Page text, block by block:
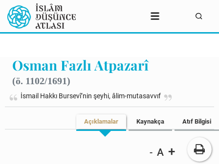
Osman Fazlı Atpazarî
(ö. 1102/1691)
İsmail Hakkı Bursevî’nin şeyhi, âlim-mutasavvıf
Açıklamalar Kaynakça Atıf Bilgisi
- A +